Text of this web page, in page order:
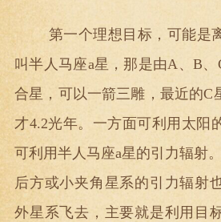
第一个理想目标，可能是
叫半人马座a星，那是由A、B
合星，可以一箭三雕，最近的C
才4.2光年。一方面可利用太阳
可利用半人马座a星的引力辐射
后方或小夹角星系的引力辐射
外星系飞去，主要就是利用目